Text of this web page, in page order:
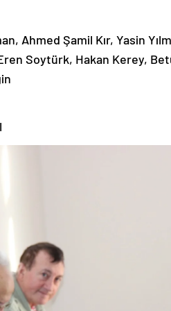
Ahmed Şamil Kır, Yasin
Soytürk, Hakan Kerey,